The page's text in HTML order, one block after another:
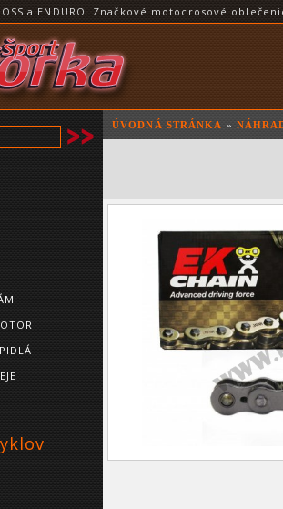
a ENDURO. Značkové motocrosové
ÚVODNÁ STRÁNKA »